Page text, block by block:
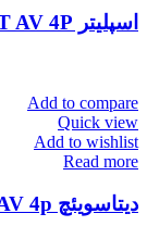
اسپلیتر P_NET AV 4P
Add to compare
Quick view
Add to wishlist
Read more
دیتاسویئچ P_NET AV 4p